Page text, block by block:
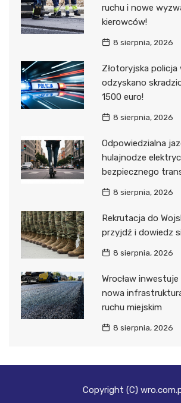
ruchu i nowe
kierowców!
8 sierpnia, 2026
Złotoryjska policja
odzyskano
1500 euro!
8 sierpnia, 2026
Odpowiedzialna
hulajnodze
bezpiecznego
8 sierpnia, 2026
Rekrutacja do
przyjdź i dowiedz
8 sierpnia, 2026
Wrocław
nowa
ruchu miejskim
8 sierpnia, 2026
Copyright (C)